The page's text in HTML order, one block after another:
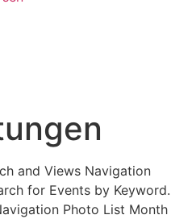
and Views Navigation
for Events by Keyword.
Photo List Month